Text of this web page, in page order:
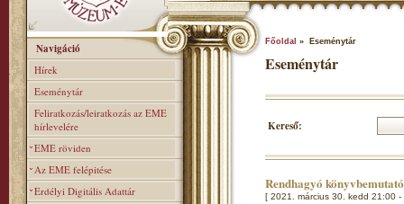
Navigáció
Hírek
Eseménytár
Feliratkozás/leiratkozás az EME
hírlevelére
EME röviden
Az EME felépitése
Erdélyi Digitális Adattár
Főoldal » Eseménytár
Eseménytár
Kereső:
Rendhagyó
[ 2021. március 30. kedd 21:00